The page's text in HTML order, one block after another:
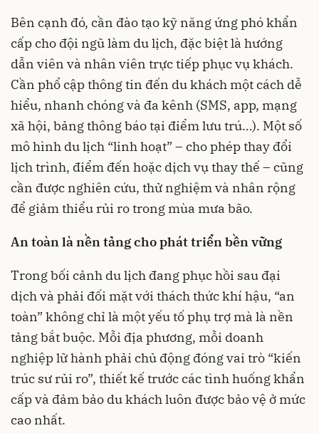
Bên cạnh đó, cần đào tạo kỹ năng ứng phó khẩn
cấp cho đội ngũ làm du lịch, đặc biệt là hướng
dẫn viên và nhân viên trực tiếp phục vụ khách.
Cần phổ cập thông tin đến du khách một cách dễ
hiểu, nhanh chóng và đa kênh (SMS, app, mạng
xã hội, bảng thông báo tại điểm lưu trú…). Một số
mô hình du lịch “linh hoạt” – cho phép thay đổi
lịch trình, điểm đến hoặc dịch vụ thay thế – cũng
cần được nghiên cứu, thử nghiệm và nhân rộng
để giảm thiểu rủi ro trong mùa mưa bão.
An toàn là nền tảng cho phát triển bền vững
Trong bối cảnh du lịch đang phục hồi sau đại
dịch và phải đối mặt với thách thức khí hậu, “an
toàn” không chỉ là một yếu tố phụ trợ mà là nền
tảng bắt buộc. Mỗi địa phương, mỗi doanh
nghiệp lữ hành phải chủ động đóng vai trò “kiến
trúc sư rủi ro”, thiết kế trước các tình huống khẩn
cấp và đảm bảo du khách luôn được bảo vệ ở mức
cao nhất.